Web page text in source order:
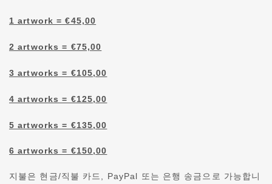
1 artwork = €45,00
2 artworks = €75,00
3 artworks = €105,00
4 artworks = €125,00
5 artworks = €135,00
6 artworks = €150,00
지불은 현금/직불 카드, PayPal 또는 은행 송금으로 가능합니